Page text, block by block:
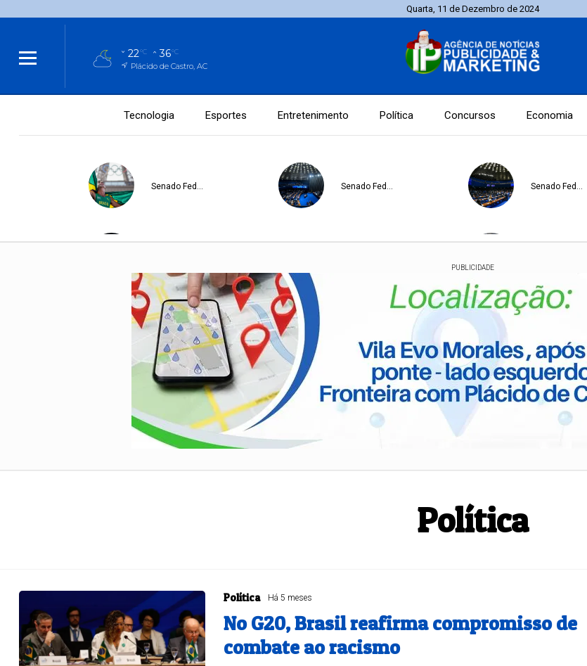
Quarta, 11 de Dezembro de 2024
22°C 36°C
Plácido de Castro, AC
Tecnologia Esportes Entretenimento Política Concursos Economia
Senado Federal Senado Federal Senado Federal
Senado Federal
PUBLICIDADE
Política
Política Há 5 meses
No G20, Brasil reafirma compromisso de
combate ao racismo